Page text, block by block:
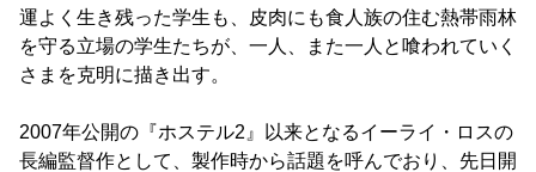
運よく生き残った学生も、皮肉にも食人族の住む熱帯雨林
を守る立場の学生たちが、一人、また一人と喰われていく
さまを克明に描き出す。
2007年公開の『ホステル2』以来となるイーライ・ロスの
長編監督作として、製作時から話題を呼んでおり、先日開